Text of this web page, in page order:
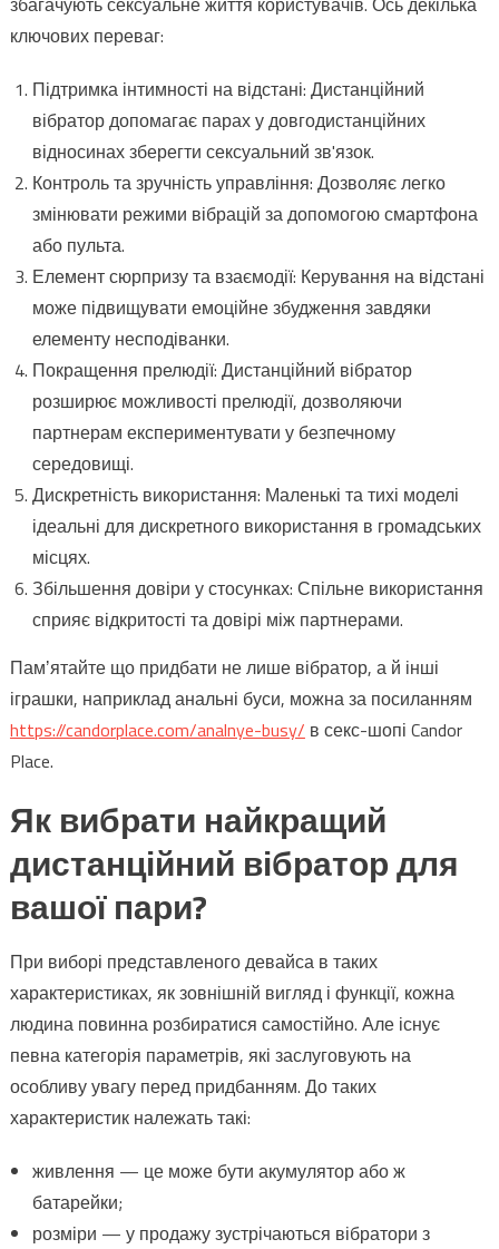
ключових переваг:
Підтримка інтимності на відстані: Дистанційний
вібратор допомагає парах у довгодистанційних
відносинах зберегти сексуальний зв'язок.
Контроль та зручність управління: Дозволяє легко
змінювати режими вібрацій за допомогою смартфона
або пульта.
Елемент сюрпризу та взаємодії: Керування на відстані
може підвищувати емоційне збудження завдяки
елементу несподіванки.
Покращення прелюдії: Дистанційний вібратор
розширює можливості прелюдії, дозволяючи
партнерам експериментувати у безпечному
середовищі.
Дискретність використання: Маленькі та тихі моделі
ідеальні для дискретного використання в громадських
місцях.
Збільшення довіри у стосунках: Спільне використання
сприяє відкритості та довірі між партнерами.
Памʼятайте що придбати не лише вібратор, а й інші
іграшки, наприклад анальні буси, можна за посиланням
https://candorplace.com/analnye-busy/ в секс-шопі Candor
Place.
Як вибрати найкращий
дистанційний вібратор для
вашої пари?
При виборі представленого девайса в таких
характеристиках, як зовнішній вигляд і функції, кожна
людина повинна розбиратися самостійно. Але існує
певна категорія параметрів, які заслуговують на
особливу увагу перед придбанням. До таких
характеристик належать такі:
живлення — це може бути акумулятор або ж
батарейки;
розміри — у продажу зустрічаються вібратори з